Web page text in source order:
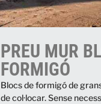
PREU MUR
FORMIGÓ
Blocs de formigó de
de col·locar. Sense